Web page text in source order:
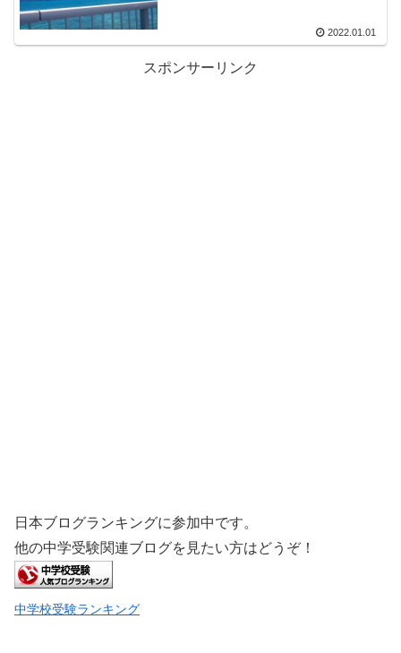
2022.01.01
スポンサーリンク
日本ブログランキングに参加中です。
他の中学受験関連ブログを見たい方はどうぞ！
中学校受験ランキング